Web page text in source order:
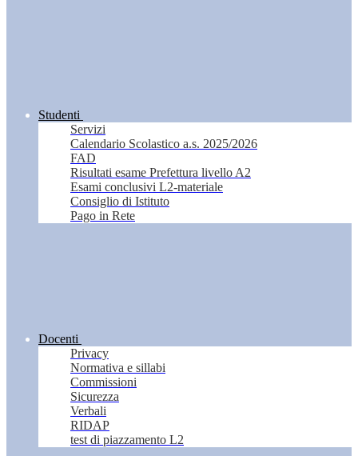
Studenti
Servizi
Calendario Scolastico a.s. 2025/2026
FAD
Risultati esame Prefettura livello A2
Esami conclusivi L2-materiale
Consiglio di Istituto
Pago in Rete
Docenti
Privacy
Normativa e sillabi
Commissioni
Sicurezza
Verbali
RIDAP
test di piazzamento L2